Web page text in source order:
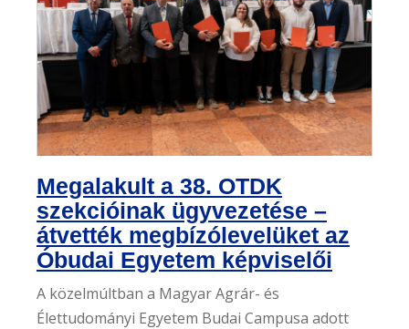
Megalakult a 38. OTDK
szekcióinak ügyvezetése –
átvették megbízólevelüket az
Óbudai Egyetem képviselői
A közelmúltban a Magyar Agrár- és
Élettudományi Egyetem Budai Campusa adott